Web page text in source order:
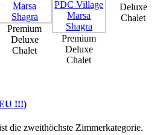
Premium
Deluxe
Chalet
Premium
Deluxe
Chalet
Deluxe
Chalet
!!!)
die zweithöchste Zimmerkategorie.